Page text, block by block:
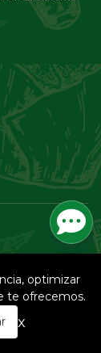
optimizar
te ofrecemos.
x